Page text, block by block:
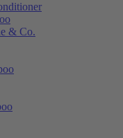
& Co.